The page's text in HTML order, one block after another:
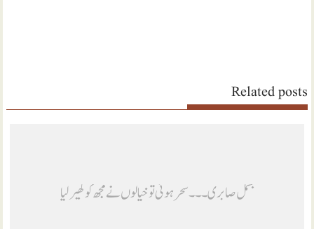
Related posts
بسمل صابری ۔۔۔ سحر ہوئی تو خیالوں نے مجھ کو گھیر لیا